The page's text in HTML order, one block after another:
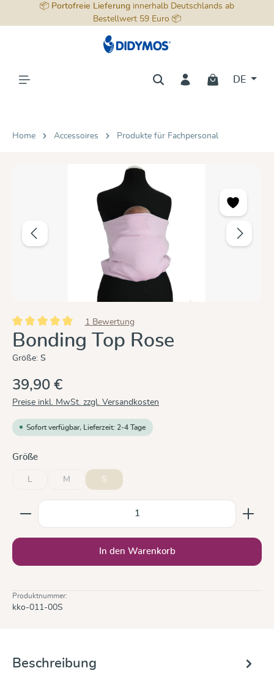
springen
📦 Portofreie Lieferung innerhalb Deutschlands ab
Bestellwert 59 Euro 📦
DE
Home Accessoires Produkte für Fachpersonal
Durchschnittliche Bewertung von 5 von 5 Sternen
1 Bewertung
Bonding Top Rose
Größe: S
39,90 €
Preise inkl. MwSt. zzgl. Versandkosten
Sofort verfügbar, Lieferzeit: 2-4 Tage
Größeauswählen
L
(Diese Option ist zurzeit nicht verfügbar.)
M
(Diese Option ist zurzeit nicht verfügbar.)
S
Produkt Anzahl: Gib den gewünschten Wert ein
In den Warenkorb
Produktnummer:
kko-011-00S
Beschreibung